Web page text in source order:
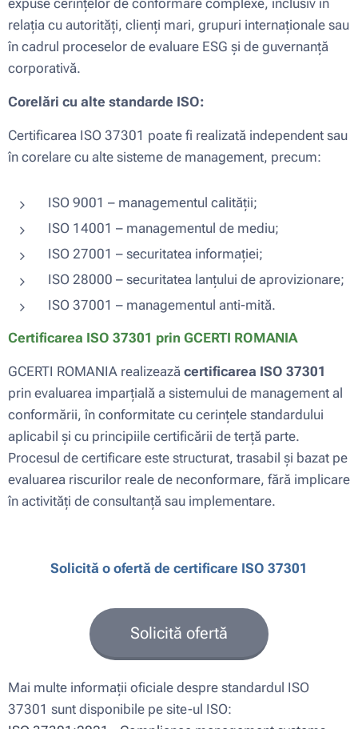
expuse cerințelor de conformare complexe, inclusiv în
relația cu autorități, clienți mari, grupuri internaționale sau
în cadrul proceselor de evaluare ESG și de guvernanță
corporativă.
Corelări cu alte standarde ISO:
Certificarea ISO 37301 poate fi realizată independent sau
în corelare cu alte sisteme de management, precum:
ISO 9001 – managementul calității;
ISO 14001 – managementul de mediu;
ISO 27001 – securitatea informației;
ISO 28000 – securitatea lanțului de aprovizionare;
ISO 37001 – managementul anti-mită.
Certificarea ISO 37301 prin GCERTI ROMANIA
GCERTI ROMANIA realizează certificarea ISO 37301
prin evaluarea imparțială a sistemului de management al
conformării, în conformitate cu cerințele standardului
aplicabil și cu principiile certificării de terță parte.
Procesul de certificare este structurat, trasabil și bazat pe
evaluarea riscurilor reale de neconformare, fără implicare
în activități de consultanță sau implementare.
Solicită o ofertă de certificare ISO 37301
Solicită ofertă
Mai multe informații oficiale despre standardul ISO
37301 sunt disponibile pe site-ul ISO: